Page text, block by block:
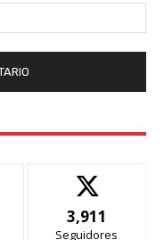
3,911
Seguidores